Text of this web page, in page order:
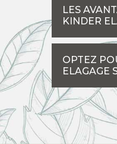
LES
KINDER
OPTEZ
ELAGAGE